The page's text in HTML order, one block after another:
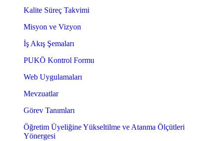
Kalite Süreç Takvimi
Misyon ve Vizyon
İş Akış Şemaları
PUKÖ Kontrol Formu
Web Uygulamaları
Mevzuatlar
Görev Tanımları
Öğretim Üyeliğine Yükseltilme ve Atanma Ölçütleri
Yönergesi